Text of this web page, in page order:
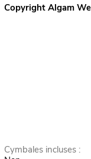
Copyright Algam
Cymbales incluses :